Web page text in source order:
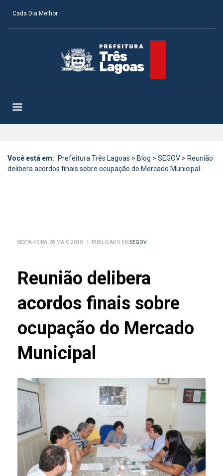
Cada Dia Melhor
Você está em: Prefeitura Três Lagoas > Blog > SEGOV > Reunião
delibera acordos finais sobre ocupação do Mercado Municipal
SEXTA-FEIRA, 28 MAIO 2010 / PUBLICADO EM SEGOV
Reunião delibera
acordos finais sobre
ocupação do Mercado
Municipal